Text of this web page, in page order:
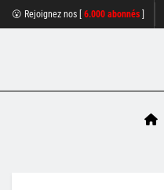
😮 Rejoignez nos [ 6.000 abonnés